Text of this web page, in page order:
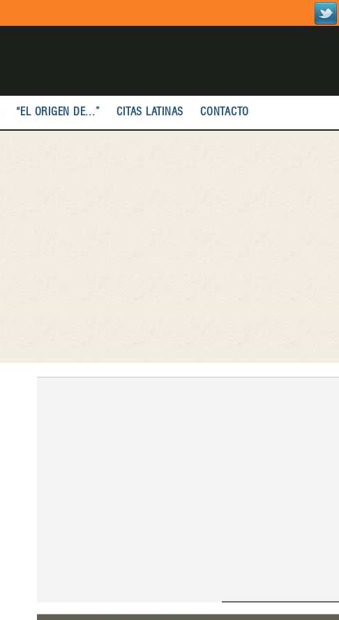
“EL ORIGEN DE...” CITAS LATINAS CONTACTO